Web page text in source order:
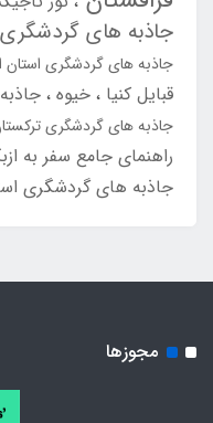
جاذبه های
جاذبه های گردشگری استان
قبایل کنیا خیوه
جاذبه های گردشگری
راهنمای جامع سفر به
جاذبه های گردشگری
مجوزها